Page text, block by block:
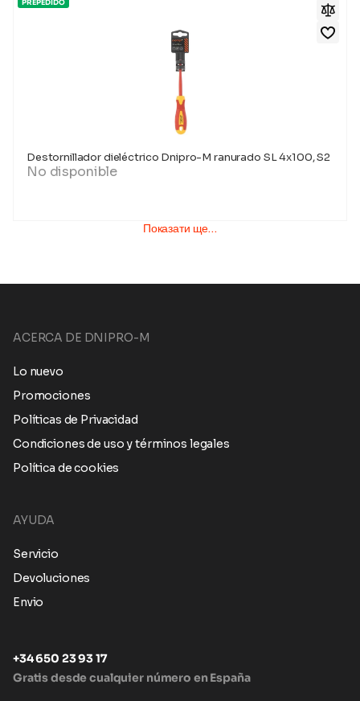
PREPEDIDO
Destornillador dieléctrico Dnipro-M ranurado SL 4x100, S2
No disponible
Показати ще…
ACERCA DE DNIPRO-M
Lo nuevo
Promociones
Políticas de Privacidad
Condiciones de uso y términos legales
Política de cookies
AYUDA
Servicio
Devoluciones
Envio
+34 650 23 93 17
Gratis desde cualquier número en España